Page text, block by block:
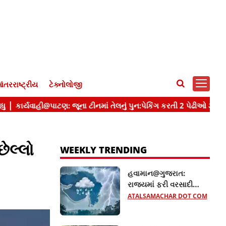
ટેક્નોલોજી
WEEKLY TRENDING
હવામાન@ગુજરાત:
રાજ્યમાં ફરી વરસાદી
માહોલ જામશે, આ
ATALSAMACHAR DOT COM